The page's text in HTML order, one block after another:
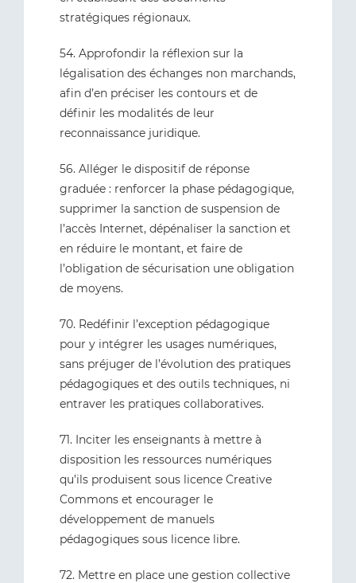
stratégiques régionaux.
54. Approfondir la réflexion sur la
légalisation des échanges non marchands,
afin d’en préciser les contours et de
définir les modalités de leur
reconnaissance juridique.
56. Alléger le dispositif de réponse
graduée : renforcer la phase pédagogique,
supprimer la sanction de suspension de
l’accès Internet, dépénaliser la sanction et
en réduire le montant, et faire de
l’obligation de sécurisation une obligation
de moyens.
70. Redéfinir l’exception pédagogique
pour y intégrer les usages numériques,
sans préjuger de l’évolution des pratiques
pédagogiques et des outils techniques, ni
entraver les pratiques collaboratives.
71. Inciter les enseignants à mettre à
disposition les ressources numériques
qu’ils produisent sous licence Creative
Commons et encourager le
développement de manuels
pédagogiques sous licence libre.
72. Mettre en place une gestion collective